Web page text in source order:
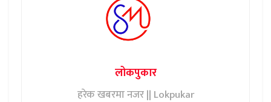
लोकपुकार
हरेक खबरमा नजर || Lokpukar